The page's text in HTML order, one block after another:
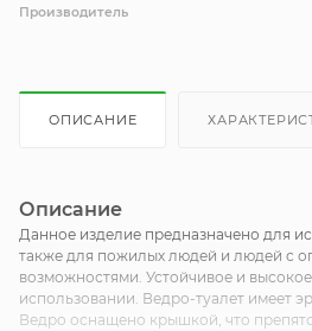
Производитель
ОПИСАНИЕ
Описание
Данное изделие предназначено для
также для пожилых людей и людей с
возможностями. Устойчивое и
использовании. Ведро-туалет имеет
Ведро оснащено крышкой, что